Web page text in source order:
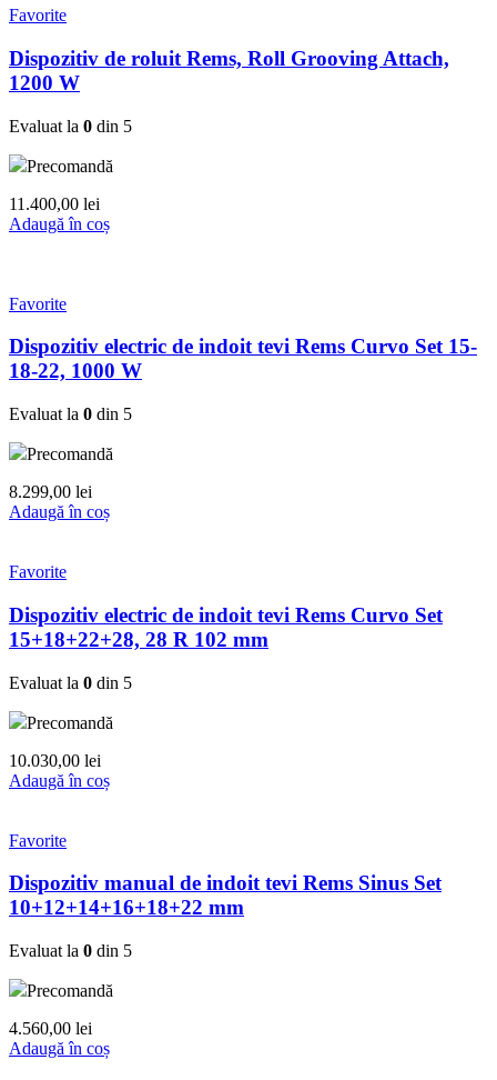
Favorite
Dispozitiv de roluit Rems, Roll Grooving Attach,
1200 W
Evaluat la 0 din 5
Precomandă
11.400,00 lei
Adaugă în coș
Favorite
Dispozitiv electric de indoit tevi Rems Curvo Set 15-
18-22, 1000 W
Evaluat la 0 din 5
Precomandă
8.299,00 lei
Adaugă în coș
Favorite
Dispozitiv electric de indoit tevi Rems Curvo Set
15+18+22+28, 28 R 102 mm
Evaluat la 0 din 5
Precomandă
10.030,00 lei
Adaugă în coș
Favorite
Dispozitiv manual de indoit tevi Rems Sinus Set
10+12+14+16+18+22 mm
Evaluat la 0 din 5
Precomandă
4.560,00 lei
Adaugă în coș